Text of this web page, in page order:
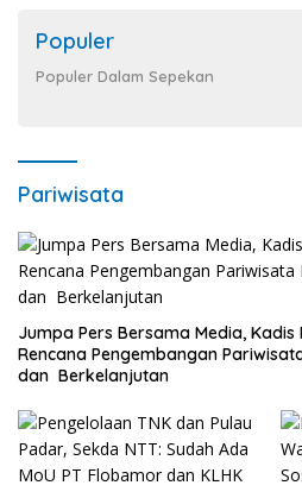
Populer
Populer Dalam Sepekan
Pariwisata
Jumpa Pers Bersama Media,
Rencana Pengembangan
dan Berkelanjutan